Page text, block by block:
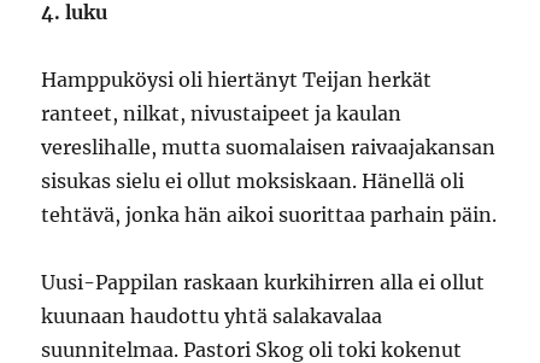
4. luku
Hamppuköysi oli hiertänyt Teijan herkät
ranteet, nilkat, nivustaipeet ja kaulan
vereslihalle, mutta suomalaisen raivaajakansan
sisukas sielu ei ollut moksiskaan. Hänellä oli
tehtävä, jonka hän aikoi suorittaa parhain päin.
Uusi-Pappilan raskaan kurkihirren alla ei ollut
kuunaan haudottu yhtä salakavalaa
suunnitelmaa. Pastori Skog oli toki kokenut